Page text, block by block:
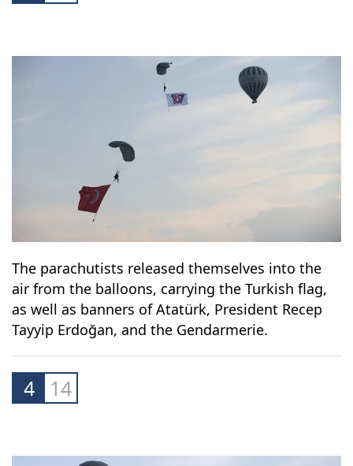
The parachutists released themselves into the
air from the balloons, carrying the Turkish flag,
as well as banners of Atatürk, President Recep
Tayyip Erdoğan, and the Gendarmerie.
4 14